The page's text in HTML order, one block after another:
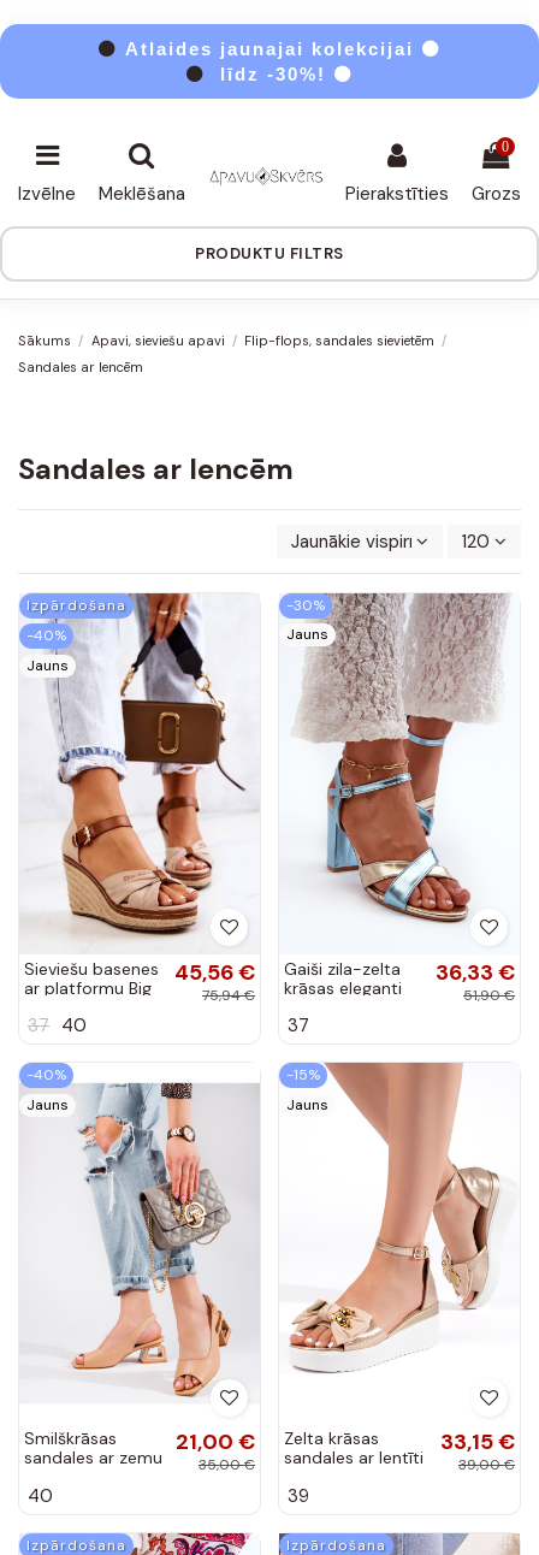
⚫ Atlaides jaunajai kolekcijai ⚫
⚫
līdz -30%! ⚫
Izvēlne Meklēšana Pierakstīties
0
Grozs
PRODUKTU FILTRS
Sākums Apavi, sieviešu apavi
Flip-flops, sandales sievietēm
Sandales ar lencēm
Sandales ar lencēm
Jaunākie vispirms 120
Izpārdošana
-40%
Jauns
Sieviešu basenes
ar platformu Big
krāsas
45,56 €
75,94 €
37 40
-30%
Jauns
Gaiši zila-zelta
krāsas eleganti
sandales no
uzrakstu...
36,33 €
51,90 €
37
-40%
Jauns
Smilškrāsas
sandales ar zemu
21,00 €
35,00 €
40
-15%
Jauns
Zelta krāsas
sandales ar lentīti
33,15 €
39,00 €
39
Izpārdošana
Izpārdošana